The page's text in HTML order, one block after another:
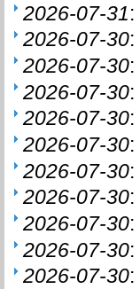
2026-07-31:
2026-07-30:
2026-07-30:
2026-07-30:
2026-07-30:
2026-07-30:
2026-07-30:
2026-07-30:
2026-07-30:
2026-07-30:
2026-07-30: